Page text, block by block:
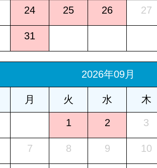
24 25 26 27
31
2026年09月
月 火 水 木
1 2 3
7 8 9 10